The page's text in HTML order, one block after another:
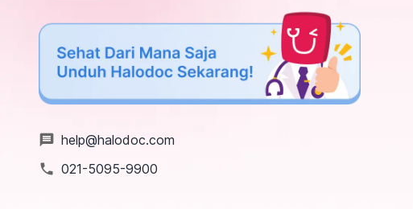
message help@halodoc.com
local_phone 021-5095-9900